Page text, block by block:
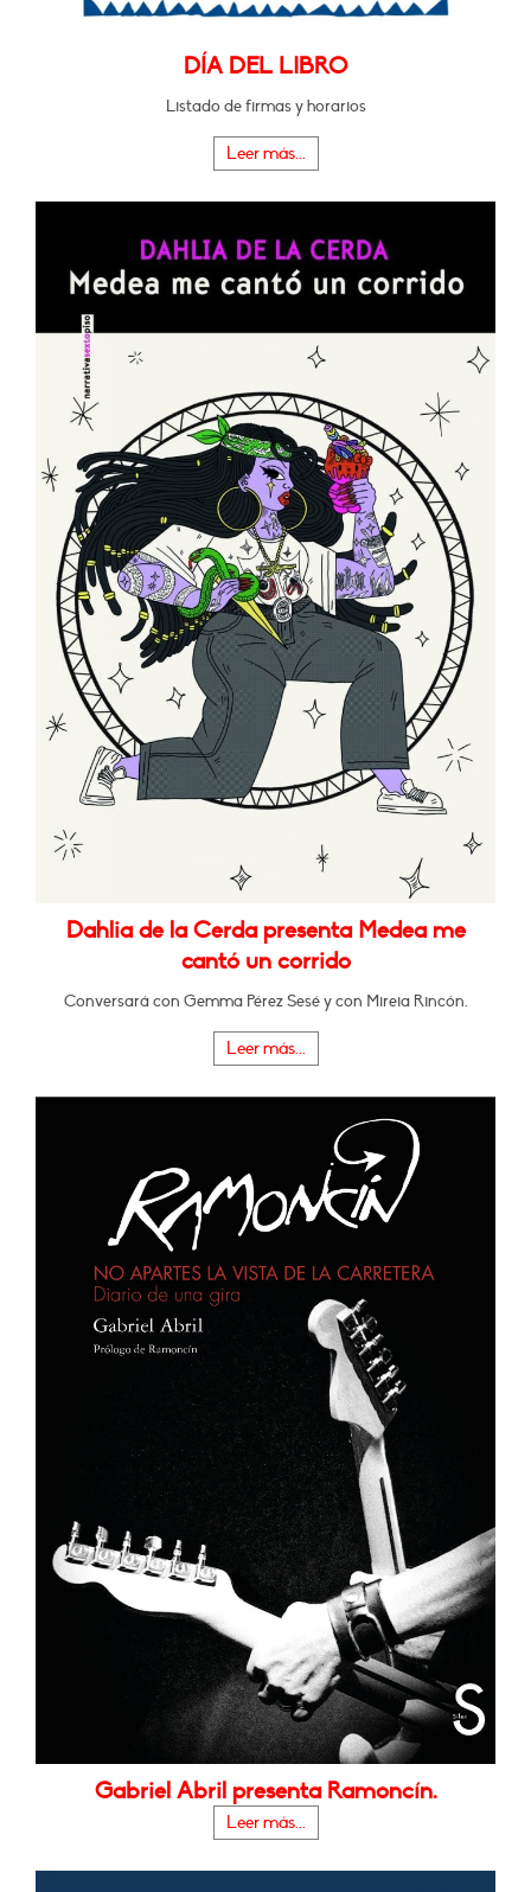
DÍA DEL LIBRO
Listado de firmas y horarios
Leer más...
Dahlia de la Cerda presenta Medea me
cantó un corrido
Conversará con Gemma Pérez Sesé y con Mireia Rincón.
Leer más...
Gabriel Abril presenta Ramoncín.
Leer más...